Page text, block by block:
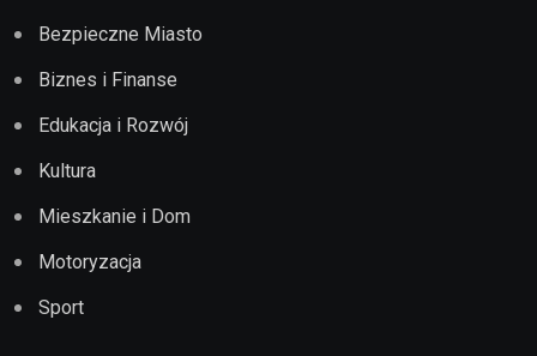
Bezpieczne Miasto
Biznes i Finanse
Edukacja i Rozwój
Kultura
Mieszkanie i Dom
Motoryzacja
Sport